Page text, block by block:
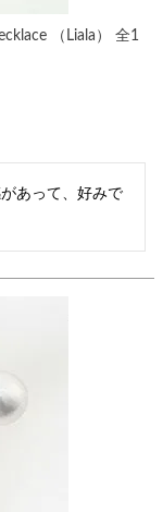
（Liala） 全1
あって、好みで